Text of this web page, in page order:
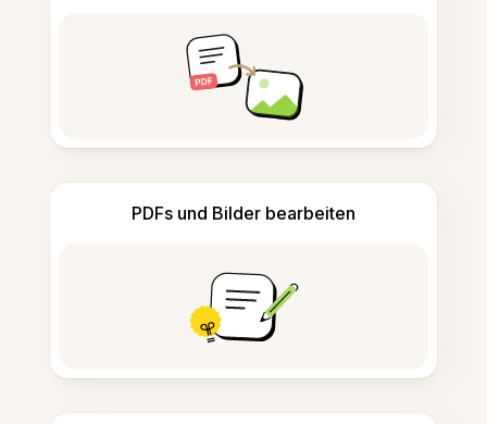
PDFs und Bilder bearbeiten